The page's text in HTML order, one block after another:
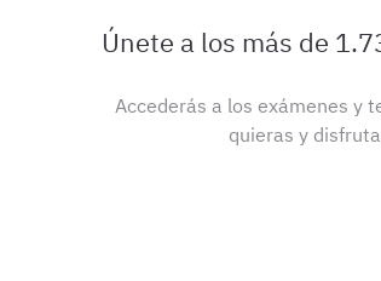
Únete a los más de
Accederás a los exámenes y
quieras y